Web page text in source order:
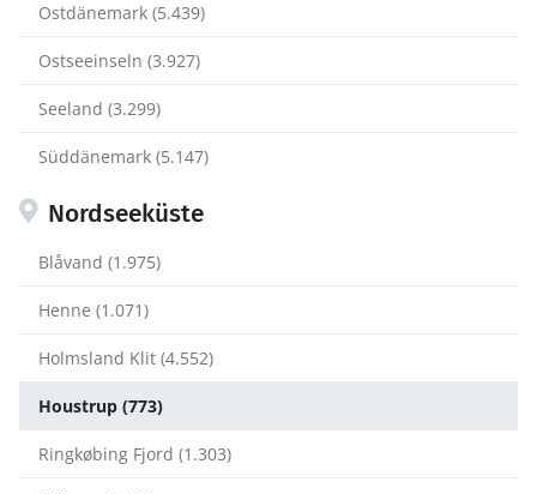
Ostdänemark (5.439)
Ostseeinseln (3.927)
Seeland (3.299)
Süddänemark (5.147)
Nordseeküste
Blåvand (1.975)
Henne (1.071)
Holmsland Klit (4.552)
Houstrup (773)
Ringkøbing Fjord (1.303)